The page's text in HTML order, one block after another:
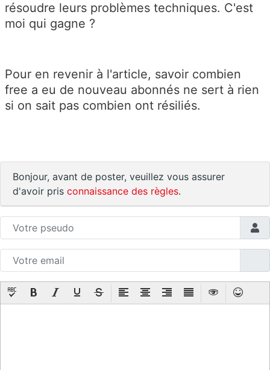
résoudre leurs problèmes techniques. C'est
moi qui gagne ?
Pour en revenir à l'article, savoir combien
free a eu de nouveau abonnés ne sert à rien
si on sait pas combien ont résiliés.
Bonjour, avant de poster, veuillez vous assurer
d'avoir pris connaissance des règles.